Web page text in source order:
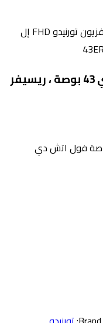
تليفزيون تورنيدو FHD إل
تليفزيون تورنيدو FHD إل إي دي 43 بوصة ، ريسيفر